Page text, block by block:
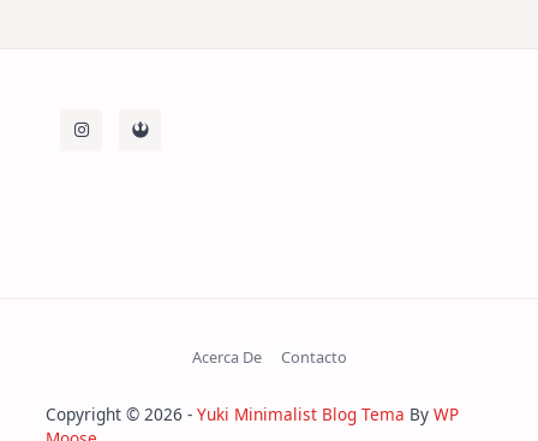
Acerca De Contacto
Copyright © 2026 - Yuki Minimalist Blog Tema By WP